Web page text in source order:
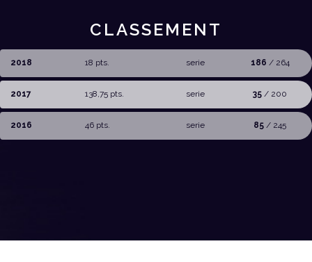
CLASSEMENT
2018 18 pts. serie 186 / 264
2017 138,75 pts. serie 35 / 200
2016 46 pts. serie 85 / 245